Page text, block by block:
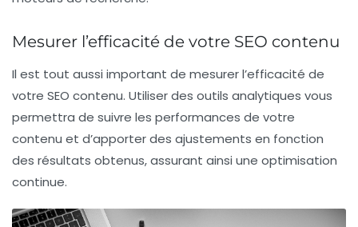
Mesurer l’efficacité de votre SEO contenu
Il est tout aussi important de mesurer l’efficacité de
votre SEO contenu. Utiliser des outils analytiques vous
permettra de suivre les performances de votre
contenu et d’apporter des ajustements en fonction
des résultats obtenus, assurant ainsi une optimisation
continue.